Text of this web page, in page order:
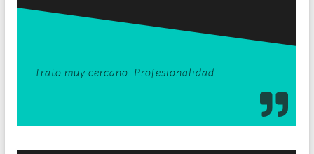
Trato muy cercano. Profesionalidad